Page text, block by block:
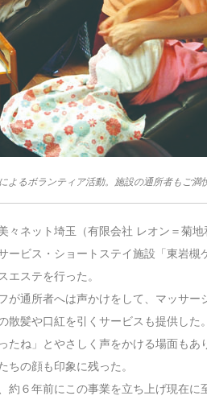
よるボランティア活動。施設の通所者もご満
々ネット埼玉（有限会社 レオン＝菊
ービス・ショートステイ施設「東岩槻
エステを行った。
が通所者へは声かけをして、マッサー
散髪や口紅を引くサービスも提供した。
たね」とやさしく声をかける場面もあ
ちの顔も印象に残った。
約６年前にこの事業を立ち上げ現在に